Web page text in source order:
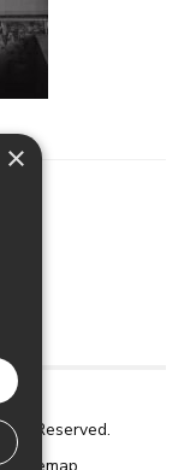
Reserved.
×